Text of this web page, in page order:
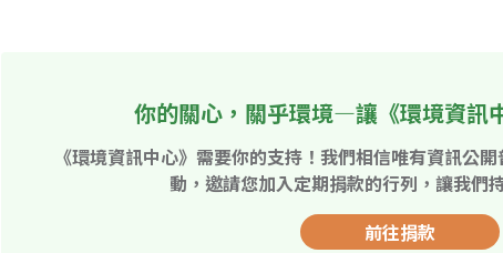
你的關心，關乎環境—讓《環境資訊
《環境資訊中心》需要你的支持！我們相信唯有資訊公
動，邀請您加入定期捐款的行列，讓我們
前往捐款